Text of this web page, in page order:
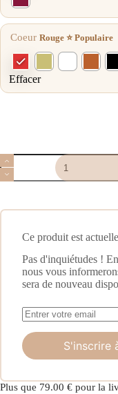
Coeur Rouge ⭐ Populaire
Effacer
Ce produit est
Pas d'inquiétudes !
nous vous
sera de nouveau
S'inscrire
Plus que 79.00 € pour la